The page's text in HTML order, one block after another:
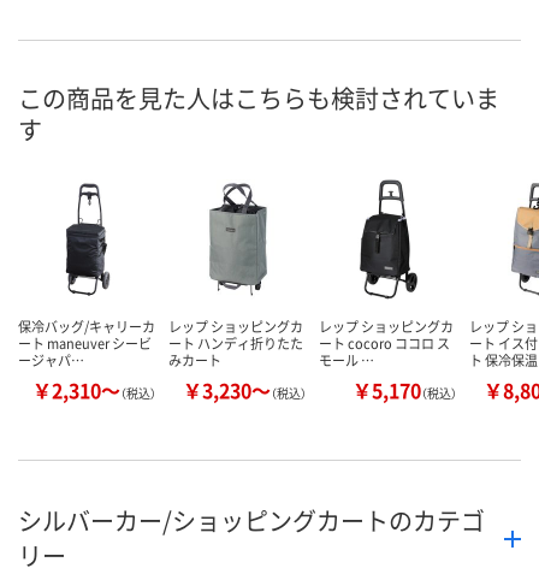
この商品を見た人はこちらも検討されていま
す
保冷バッグ/キャリーカ
ート maneuver シービ
ージャパ…
￥2,310～（税込）
レップ ショッピングカ
ート ハンディ折りたた
みカート
￥3,230～（税込）
レップ ショッピングカ
ート cocoro ココロ ス
モール …
￥5,170（税込）
レップ シ
ート イス
ト 保冷保
￥
シルバーカー/ショッピングカートのカテゴ
リー